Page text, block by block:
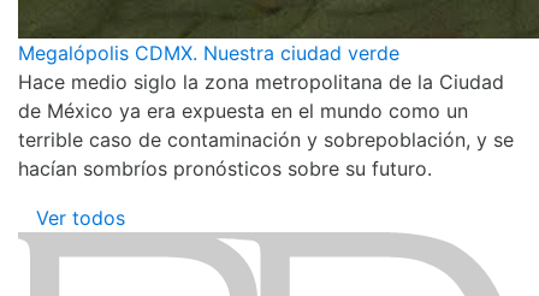
Megalópolis CDMX. Nuestra ciudad verde
Hace medio siglo la zona metropolitana de la Ciudad
de México ya era expuesta en el mundo como un
terrible caso de contaminación y sobrepoblación, y se
hacían sombríos pronósticos sobre su futuro.
Ver todos